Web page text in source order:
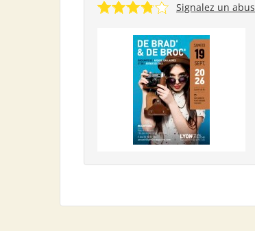
Signalez un abus